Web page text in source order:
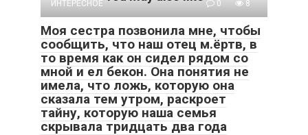
ИНТЕРЕСНОЕ 0 8
Моя сестра позвонила мне, чтобы
сообщить, что наш отец м.ёртв, в
то время как он сидел рядом со
мной и ел бекон. Она понятия не
имела, что ложь, которую она
сказала тем утром, раскроет
тайну, которую наша семья
скрывала тридцать два года